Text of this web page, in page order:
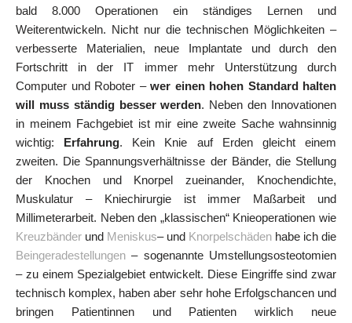
bald 8.000 Operationen ein ständiges Lernen und
Weiterentwickeln. Nicht nur die technischen Möglichkeiten –
verbesserte Materialien, neue Implantate und durch den
Fortschritt in der IT immer mehr Unterstützung durch
Computer und Roboter – wer einen hohen Standard halten
will muss ständig besser werden. Neben den Innovationen
in meinem Fachgebiet ist mir eine zweite Sache wahnsinnig
wichtig: Erfahrung. Kein Knie auf Erden gleicht einem
zweiten. Die Spannungsverhältnisse der Bänder, die Stellung
der Knochen und Knorpel zueinander, Knochendichte,
Muskulatur – Kniechirurgie ist immer Maßarbeit und
Millimeterarbeit. Neben den „klassischen“ Knieoperationen wie
Kreuzbänder und Meniskus– und Knorpelschäden habe ich die
Beingeradestellungen – sogenannte Umstellungsosteotomien
– zu einem Spezialgebiet entwickelt. Diese Eingriffe sind zwar
technisch komplex, haben aber sehr hohe Erfolgschancen und
bringen Patientinnen und Patienten wirklich neue